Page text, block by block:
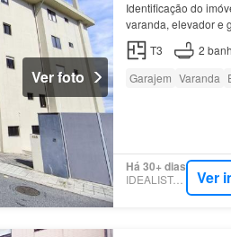
Ver foto
Identificação do
varanda, elevador e
Centro de Saúde
T3 2
Garajem Varanda
Há 30+ dias
IDEALISTA.PT Ver